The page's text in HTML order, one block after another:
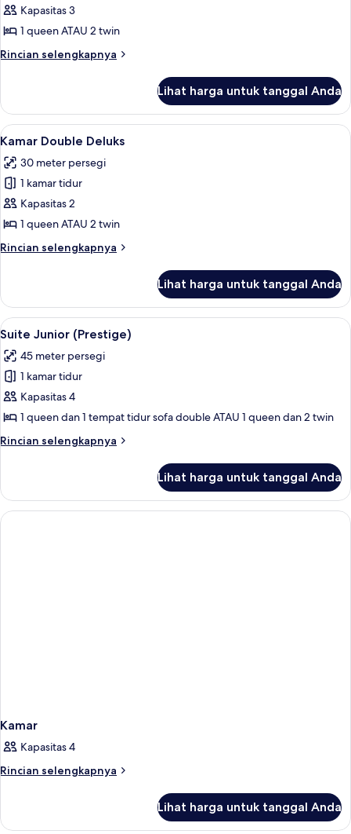
Kamar
Double
Superior
Kapasitas 3
1 queen ATAU 2 twin
Rincian selengkapnya
Rincian
Kamar
Double
Superior
Lihat harga untuk tanggal Anda
Lihat
semua
foto
untuk
Kamar
Double
Deluks
Kamar Double Deluks | Seprai
4
Kamar Double Deluks
30 meter persegi
1 kamar tidur
Kapasitas 2
1 queen ATAU 2 twin
Rincian selengkapnya
Rincian
Kamar
Double
Deluks
Lihat harga untuk tanggal Anda
Lihat
semua
foto
untuk
Suite
Junior
(Prestige)
Suite Junior (Prestige) | Seprai
4
Suite Junior (Prestige)
45 meter persegi
1 kamar tidur
Kapasitas 4
1 queen dan 1 tempat tidur sofa double ATAU 1 queen dan 2 twin
Rincian selengkapnya
Rincian
Suite
Junior
(Prestige)
Lihat harga untuk tanggal Anda
Kamar
Kapasitas 4
Rincian selengkapnya
Rincian
Kamar
Lihat harga untuk tanggal Anda